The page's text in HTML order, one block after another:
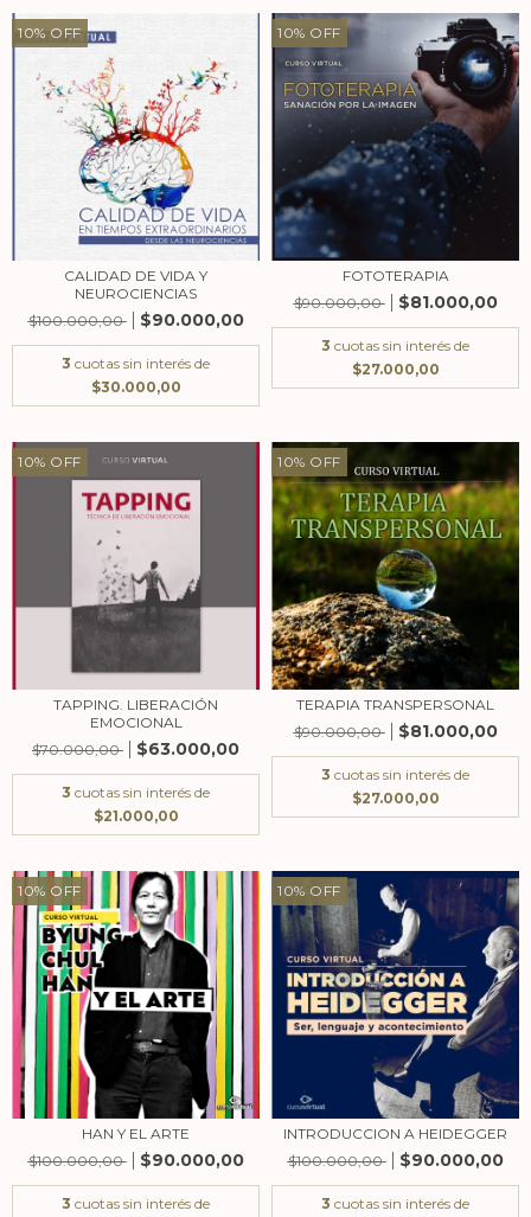
10% OFF
CALIDAD DE VIDA Y
NEUROCIENCIAS
$100.000,00
$90.000,00
3 cuotas sin interés de
$30.000,00
10% OFF
FOTOTERAPIA
$90.000,00
$81.000,00
3 cuotas sin interés de
$27.000,00
10% OFF
TAPPING. LIBERACIÓN
EMOCIONAL
$70.000,00
$63.000,00
3 cuotas sin interés de
$21.000,00
10% OFF
TERAPIA TRANSPERSONAL
$90.000,00
$81.000,00
3 cuotas sin interés de
$27.000,00
10% OFF
HAN Y EL ARTE
$100.000,00
$90.000,00
3 cuotas sin interés de
10% OFF
INTRODUCCION A HEIDEGGER
$100.000,00
$90.000,00
3 cuotas sin interés de